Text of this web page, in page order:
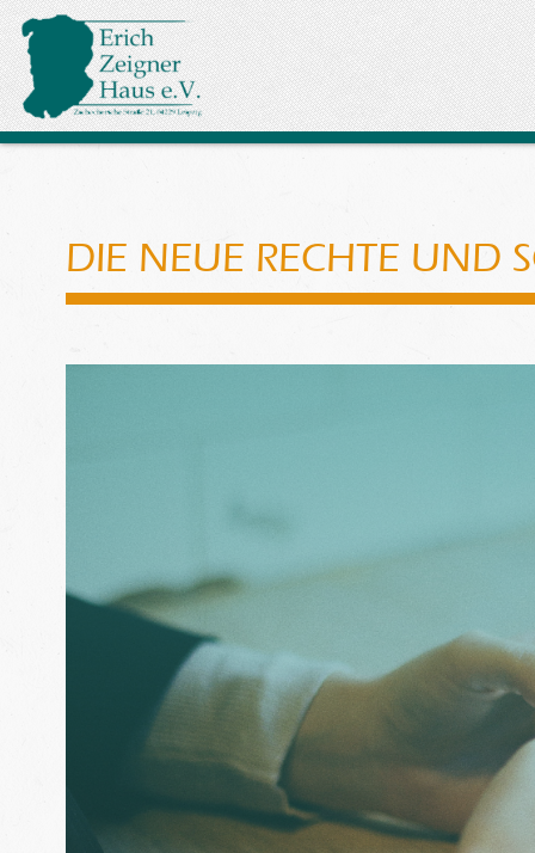
DIE NEUE RECHTE UND